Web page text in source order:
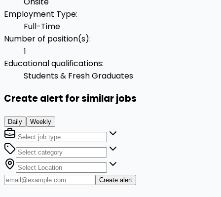
Employment Type:
Full-Time
Number of position(s):
1
Educational qualifications:
Students & Fresh Graduates
Create alert for similar jobs
Daily Weekly
Create alert